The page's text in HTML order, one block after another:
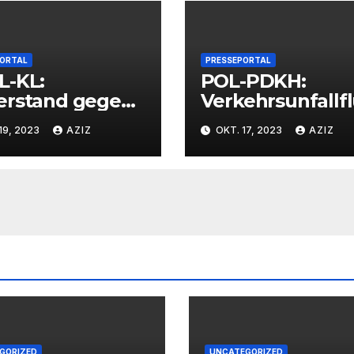
KL:
gegen
2023 AZIZ
PRESSEPORTAL
POL-PDKH:
t nach
Abbiegevorgang
OKT. 17, 2023 AZIZ
UNCATEGORIZED